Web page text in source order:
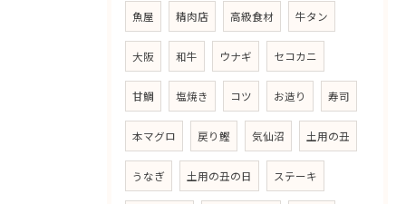
魚屋 精肉店 高級食材 牛タン
大阪 和牛 ウナギ セコカニ
甘鯛 塩焼き コツ お造り 寿司
本マグロ 戻り鰹 気仙沼 土用の丑
うなぎ 土用の丑の日 ステーキ